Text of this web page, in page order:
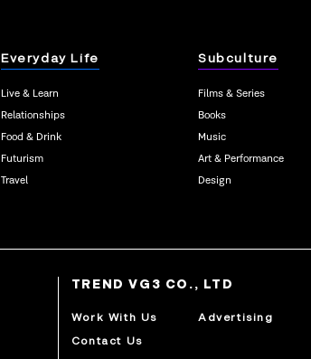
Everyday Life
Live & Learn
Relationships
Food & Drink
Futurism
Travel
Subculture
Films & Series
Books
Music
Art & Performance
Design
TREND VG3 CO., LTD
Work With Us
Advertising
Contact Us